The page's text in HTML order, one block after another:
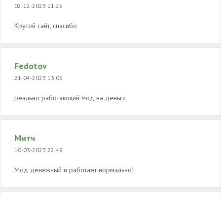
02-12-2023 11:25
Крутой сайт, спасибо
Fedotov
21-04-2023 13:06
реально работающий мод на деньги
Митч
10-03-2023 22:49
Мод денежный и работает нормально!